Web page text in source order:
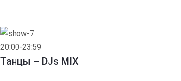
20:00-23:59
Танцы – DJs MIX